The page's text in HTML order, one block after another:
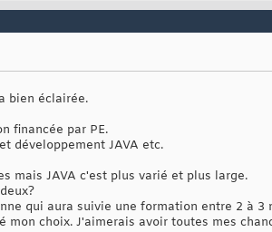
bien éclairée.
financée par PE.
développement JAVA etc.
mais JAVA c'est plus varié et plus large.
qui aura suivie une formation entre 2 à 3
choix. J'aimerais avoir toutes mes